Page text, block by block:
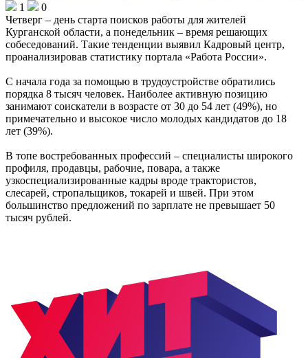
1
0
Четверг – день старта поисков работы для жителей
Курганской области, а понедельник – время решающих
собеседований. Такие тенденции выявил Кадровый центр,
проанализировав статистику портала «Работа России».
С начала года за помощью в трудоустройстве обратились
порядка 8 тысяч человек. Наиболее активную позицию
занимают соискатели в возрасте от 30 до 54 лет (49%), но
примечательно и высокое число молодых кандидатов до 18
лет (39%).
В топе востребованных профессий – специалисты широкого
профиля, продавцы, рабочие, повара, а также
узкоспециализированные кадры вроде трактористов,
слесарей, стропальщиков, токарей и швей. При этом
большинство предложений по зарплате не превышает 50
тысяч рублей.